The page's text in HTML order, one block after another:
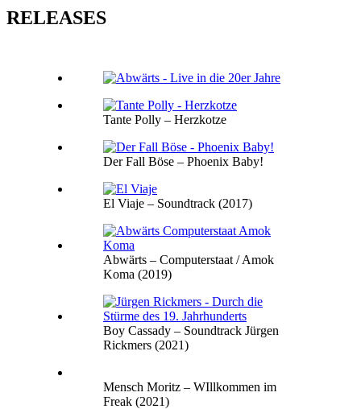
RELEASES
Tante Polly – Herzkotze
Der Fall Böse – Phoenix Baby!
El Viaje – Soundtrack (2017)
Abwärts – Computerstaat / Amok
Koma (2019)
Boy Cassady – Soundtrack Jürgen
Rickmers (2021)
Mensch Moritz – WIllkommen im
Freak (2021)